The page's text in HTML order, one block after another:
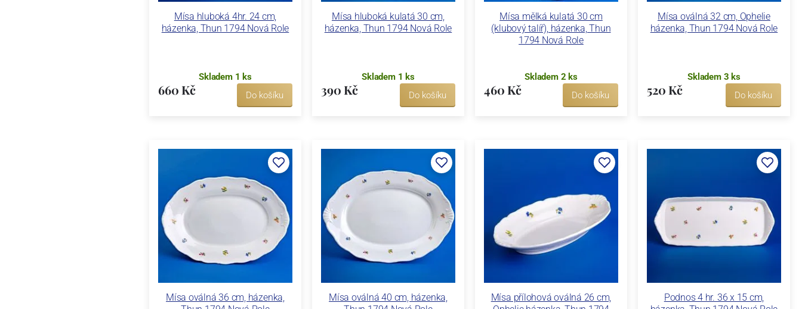
Mísa hluboká 4hr. 24 cm,
házenka, Thun 1794 Nová Role
Skladem 1 ks
660 Kč Do košíku
Mísa hluboká kulatá 30 cm,
házenka, Thun 1794 Nová Role
Skladem 1 ks
390 Kč Do košíku
Mísa mělká kulatá 30 cm
(klubový talíř), házenka, Thun
1794 Nová Role
Skladem 2 ks
460 Kč Do košíku
Mísa oválná 32 cm, Ophelie
házenka, Thun 1794 Nová Role
Skladem 3 ks
520 Kč Do košíku
Mísa oválná 36 cm, házenka,
Mísa oválná 40 cm, házenka,
Mísa přílohová oválná 26 cm,
Podnos 4 hr. 36 x 15 cm,